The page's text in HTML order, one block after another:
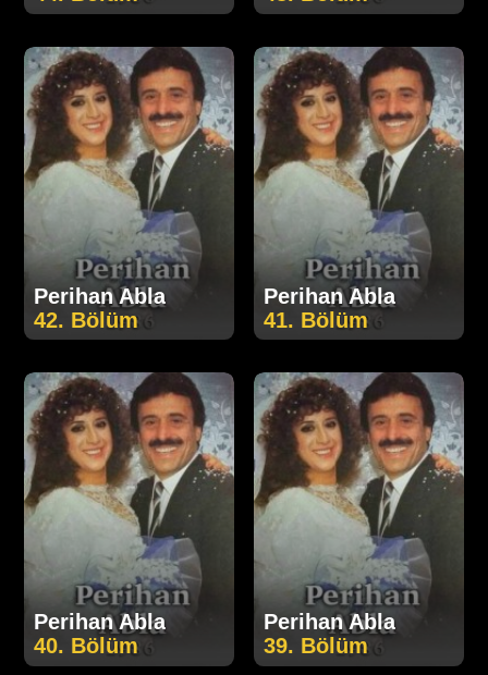
Perihan Abla
42. Bölüm
Perihan Abla
41. Bölüm
Perihan Abla
40. Bölüm
Perihan Abla
39. Bölüm